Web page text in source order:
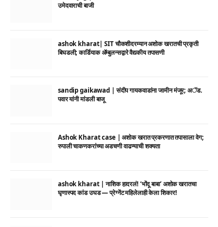
उमेदवाराची बाजी
ashok kharat| SIT चौकशीदरम्यान अशोक खरातची प्रकृती
बिघडली; कार्डियाक ॲम्बुलन्सद्वारे वैद्यकीय तपासणी
sandip gaikawad | संदीप गायकवाडांना जामीन मंजूर; अॅड.
पवार यांनी मांडली बाजू
Ashok Kharat case | अशोक खरात प्रकरणात तपासाला वेग;
रुपाली चाकणकरांच्या अडचणी वाढण्याची शक्यता
ashok kharat | नाशिक हादरलं! ‘भोंदू बाबा’ अशोक खरातचा
घृणास्पद कांड उघड — प्रेग्नेंट महिलेलाही केला शिकार!